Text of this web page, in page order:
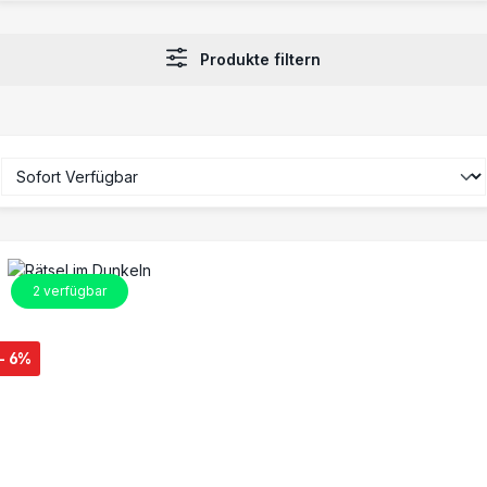
Produkte filtern
2 verfügbar
6%